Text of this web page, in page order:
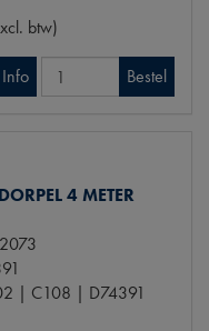
btw)
Info Bestel
4 METER
| C108 | D74391